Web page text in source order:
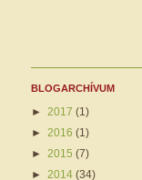
BLOGARCHÍVUM
► 2017 (1)
► 2016 (1)
► 2015 (7)
► 2014 (34)